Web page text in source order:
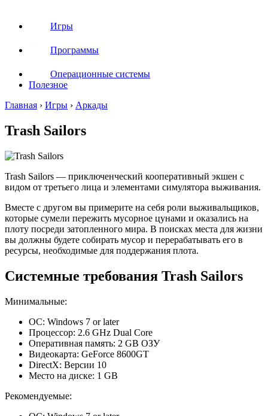
Игры
Программы
Операционные системы
Полезное
Главная › Игры › Аркады
Trash Sailors
Trash Sailors — приключенческий кооперативный экшен с
видом от третьего лица и элементами симулятора выживания.
Вместе с другом вы примерите на себя роли выживальщиков,
которые сумели пережить мусорное цунами и оказались на
плоту посреди затопленного мира. В поисках места для жизни
вы должны будете собирать мусор и перерабатывать его в
ресурсы, необходимые для поддержания плота.
Системные требования Trash Sailors
Минимальные:
ОС: Windows 7 or later
Процессор: 2.6 GHz Dual Core
Оперативная память: 2 GB ОЗУ
Видеокарта: GeForce 8600GT
DirectX: Версии 10
Место на диске: 1 GB
Рекомендуемые: